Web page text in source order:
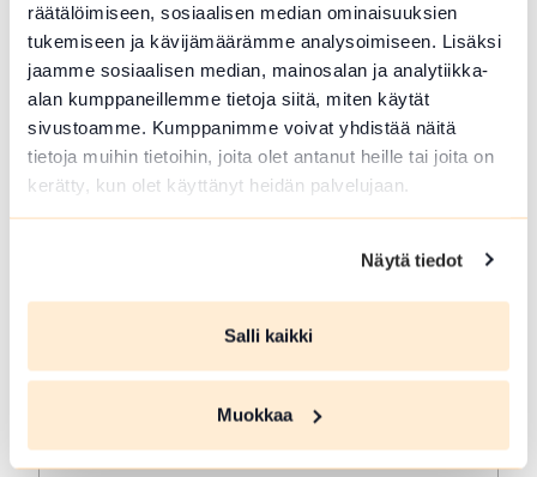
räätälöimiseen, sosiaalisen median ominaisuuksien
tukemiseen ja kävijämäärämme analysoimiseen. Lisäksi
jaamme sosiaalisen median, mainosalan ja analytiikka-
alan kumppaneillemme tietoja siitä, miten käytät
sivustoamme. Kumppanimme voivat yhdistää näitä
tietoja muihin tietoihin, joita olet antanut heille tai joita on
kerätty, kun olet käyttänyt heidän palvelujaan.
Näytä tiedot
Salli kaikki
Muokkaa
Hämeenlinna
pähkinänkuoressa
Hämeenlinna